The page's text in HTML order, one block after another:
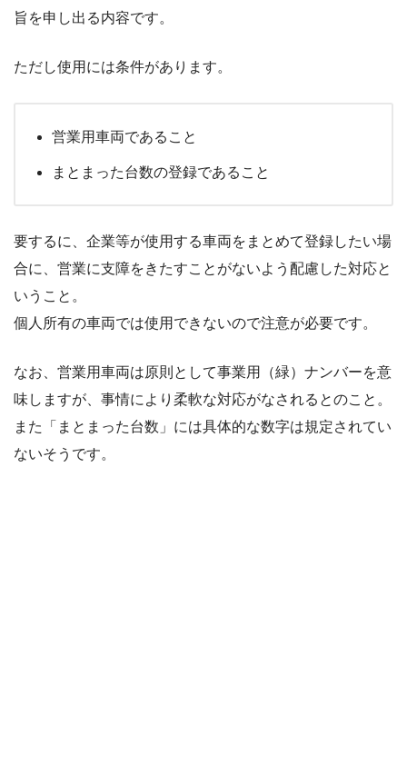
旨を申し出る内容です。
ただし使用には条件があります。
営業用車両であること
まとまった台数の登録であること
要するに、企業等が使用する車両をまとめて登録したい場
合に、営業に支障をきたすことがないよう配慮した対応と
いうこと。
個人所有の車両では使用できないので注意が必要です。
なお、営業用車両は原則として事業用（緑）ナンバーを意
味しますが、事情により柔軟な対応がなされるとのこと。
また「まとまった台数」には具体的な数字は規定されてい
ないそうです。